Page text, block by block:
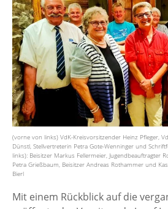
(vorne von links) VdK-Kreisvorsitzender Heinz Pfleger,
Dünstl, Stellvertreterin Petra Gote-Wenninger und
links): Beisitzer Markus Fellermeier, Jugendbeauftragter
Petra Grießbaum, Beisitzer Andreas Rothammer und
Bierl
Mit einem Rückblick auf die